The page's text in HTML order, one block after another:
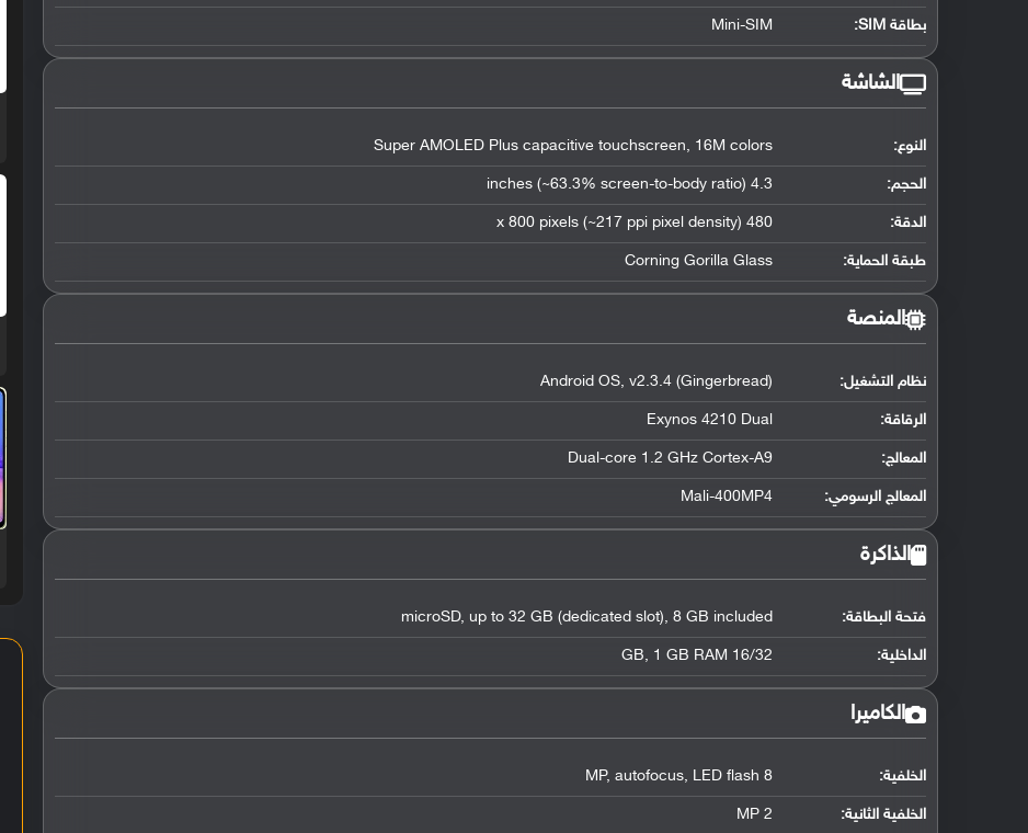
بطاقة SIM: Mini-SIM
الشاشة
النوع: Super AMOLED Plus capacitive touchscreen, 16M colors
الحجم: 4.3 inches (~63.3% screen-to-body ratio)
الدقة: 480 x 800 pixels (~217 ppi pixel density)
طبقة الحماية: Corning Gorilla Glass
المنصة
نظام التشغيل:
Android OS, v2.3.4 (Gingerbread)
الرقاقة:
Exynos 4210 Dual
المعالج:
Dual-core 1.2 GHz Cortex-A9
المعالج الرسومي:
Mali-400MP4
الذاكرة
فتحة البطاقة: microSD, up to 32 GB (dedicated slot), 8 GB included
الداخلية: 16/32 GB, 1 GB RAM
الكاميرا
الخلفية: 8 MP, autofocus, LED flash
الخلفية الثانية: 2 MP